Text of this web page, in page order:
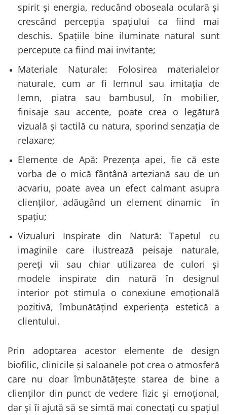
spirit și energia, reducând oboseala oculară și
crescând percepția spațiului ca fiind mai
deschis. Spațiile bine iluminate natural sunt
percepute ca fiind mai invitante;
Materiale Naturale: Folosirea materialelor
naturale, cum ar fi lemnul sau imitația de
lemn, piatra sau bambusul, în mobilier,
finisaje sau accente, poate crea o legătură
vizuală și tactilă cu natura, sporind senzația de
relaxare;
Elemente de Apă: Prezența apei, fie că este
vorba de o mică fântână arteziană sau de un
acvariu, poate avea un efect calmant asupra
clienților, adăugând un element dinamic în
spațiu;
Vizualuri Inspirate din Natură: Tapetul cu
imaginile care ilustrează peisaje naturale,
pereți vii sau chiar utilizarea de culori și
modele inspirate din natură în designul
interior pot stimula o conexiune emoțională
pozitivă, îmbunătățind experiența estetică a
clientului.
Prin adoptarea acestor elemente de design
biofilic, clinicile și saloanele pot crea o atmosferă
care nu doar îmbunătățește starea de bine a
clienților din punct de vedere fizic și emoțional,
dar și îi ajută să se simtă mai conectați cu spațiul